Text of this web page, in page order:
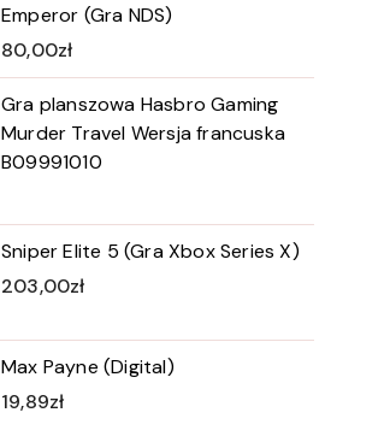
Emperor (Gra NDS)
80,00zł
Gra planszowa Hasbro Gaming
Murder Travel Wersja francuska
B09991010
Sniper Elite 5 (Gra Xbox Series X)
203,00zł
Max Payne (Digital)
19,89zł